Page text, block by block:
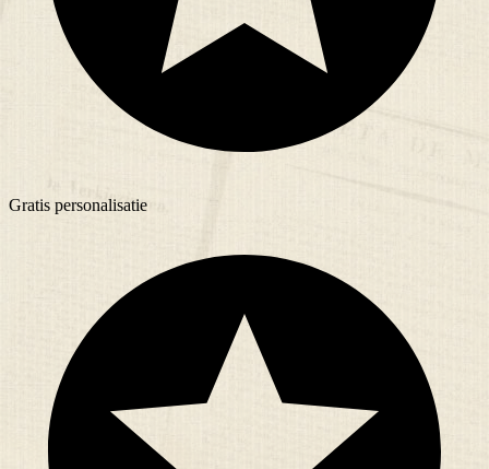
Gratis personalisatie